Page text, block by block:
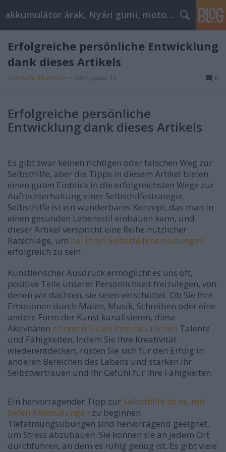
akkumulátor árak, Nyári gumi, motorolaj
Erfolgreiche persönliche Entwicklung
dank dieses Artikels
Tóth Attila Alkatrészes • 2022. június 13. 0
Erfolgreiche persönliche
Entwicklung dank dieses Artikels
Es gibt zwar keinen richtigen oder falschen Weg zur
Selbsthilfe, aber die Tipps in diesem Artikel bieten
einen guten Einblick in die erfolgreichsten Wege zur
Aufrechterhaltung einer Selbsthilfestrategie.
Selbsthilfe ist ein wunderbares Konzept, das man in
einen gesunden Lebensstil einbauen kann, und
dieser Artikel verspricht eine Reihe nützlicher
Ratschläge, um bei Ihren Selbsthilfebemühungen
erfolgreich zu sein.
Künstlerischer Ausdruck ermöglicht es uns oft,
positive Teile unserer Persönlichkeit freizulegen, von
denen wir dachten, sie seien verschüttet. Ob Sie Ihre
Emotionen durch Malen, Musik, Schreiben oder eine
andere Form der Kunst kanalisieren, diese
Aktivitäten erinnern Sie an Ihre natürlichen Talente
und Fähigkeiten. Indem Sie Ihre Kreativität
wiederentdecken, rüsten Sie sich für den Erfolg in
anderen Bereichen des Lebens und stärken Ihr
Selbstvertrauen und Ihr Gefühl für Ihre Fähigkeiten.
Ein hervorragender Tipp zur Selbsthilfe ist es, mit
tiefen Atemübungen zu beginnen.
Tiefatmungsübungen sind hervorragend geeignet,
um Stress abzubauen. Sie können sie an jedem Ort
durchführen, an dem es ruhig genug ist. Es gibt viele